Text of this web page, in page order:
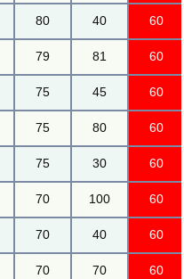
80 40 60
79 81 60
75 45 60
75 80 60
75 30 60
70 100 60
70 40 60
70 70 60